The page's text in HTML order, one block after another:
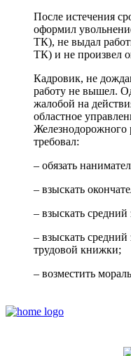
После истечения
оформил
ТК), не выдал
ТК) и не произвел
Кадровик, не
работу не вышел.
жалобой на
областное
Железнодорожного
требовал:
– обязать
– взыскать
– взыскать средний
– взыскать средний
трудовой книжки;
– возместить